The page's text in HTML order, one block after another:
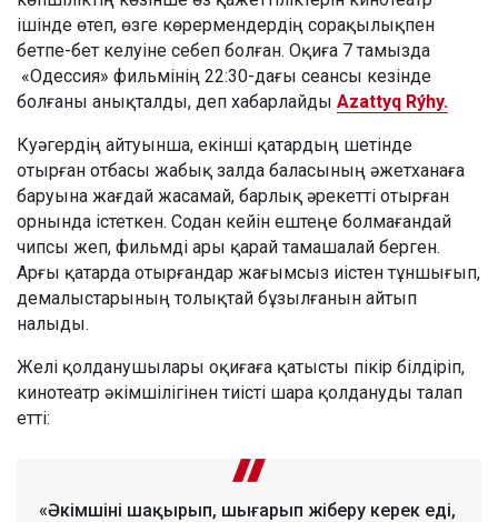
ішінде өтеп, өзге көрермендердің сорақылықпен
бетпе-бет келуіне себеп болған. Оқиға 7 тамызда
«Одессия» фильмінің 22:30-дағы сеансы кезінде
болғаны анықталды, деп хабарлайды Azattyq Rýhy.
Куәгердің айтуынша, екінші қатардың шетінде
отырған отбасы жабық залда баласының әжетханаға
баруына жағдай жасамай, барлық әрекетті отырған
орнында істеткен. Содан кейін ештеңе болмағандай
чипсы жеп, фильмді ары қарай тамашалай берген.
Арғы қатарда отырғандар жағымсыз иістен тұншығып,
демалыстарының толықтай бұзылғанын айтып
налыды.
Желі қолданушылары оқиғаға қатысты пікір білдіріп,
кинотеатр әкімшілігінен тиісті шара қолдануды талап
етті:
«Әкімшіні шақырып, шығарып жіберу керек еді,